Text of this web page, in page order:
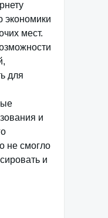
экономики
мест.
для
и
не смогло
и